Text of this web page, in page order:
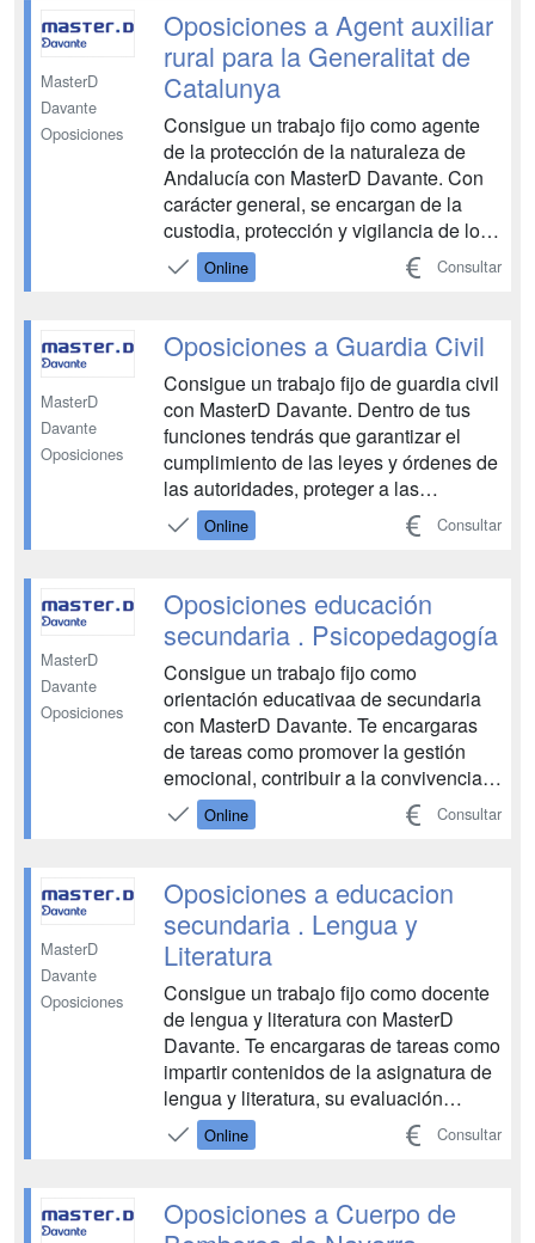
disposición todos los medios
necesarios para aprobar las oposicion...
MasterD
Davante
Oposiciones
Oposiciones a Agent auxiliar
rural para la Generalitat de
Catalunya
Consigue un trabajo fijo como agente
de la protección de la naturaleza de
Andalucía con MasterD Davante. Con
carácter general, se encargan de la
custodia, protección y vigilancia de los
bienes e instalaciones de la Junta de
Andalucía de naturaleza ambiental, así
asesoramiento, realizar controles,
formular denuncia...
Online Consultar
MasterD
Davante
Oposiciones
Oposiciones a Guardia Civil
Consigue un trabajo fijo de guardia civil
con MasterD Davante. Dentro de tus
funciones tendrás que garantizar el
cumplimiento de las leyes y órdenes de
las autoridades, proteger a las
personas y bienes en situación de
peligro, y vigilar edificios e
disposición todos los medios
necesarios para aprobar las oposici...
Online Consultar
MasterD
Davante
Oposiciones
Oposiciones educación
secundaria . Psicopedagogía
Consigue un trabajo fijo como
orientación educativaa de secundaria
con MasterD Davante. Te encargaras
de tareas como promover la gestión
emocional, contribuir a la convivencia
positiva, favorecer el desarrollo integral
o trabajar las competencias sociales de
disposición todos los medios
necesarios para aprobar la...
Online Consultar
MasterD
Davante
Oposiciones
Oposiciones a educacion
secundaria . Lengua y
Literatura
Consigue un trabajo fijo como docente
de lengua y literatura con MasterD
Davante. Te encargaras de tareas como
impartir contenidos de la asignatura de
lengua y literatura, su evaluación
formativa o impulsar el trabajo en
equipo. Tendrás a tu disposición todos
oposiciones de lengua y literatura:
Tutores y e...
Online Consultar
Oposiciones a Cuerpo de